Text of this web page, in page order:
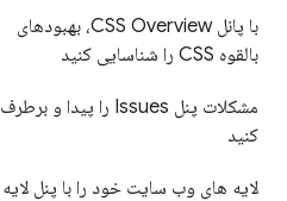
با پانل CSS Overview، بهبودهای
بالقوه CSS را شناسایی کنید
مشکلات پنل Issues را پیدا و برطرف
کنید
لایه های وب سایت خود را با پنل لایه